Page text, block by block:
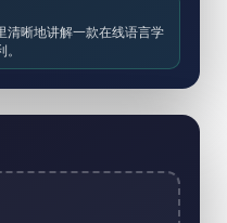
清晰地讲解一款在线语言学